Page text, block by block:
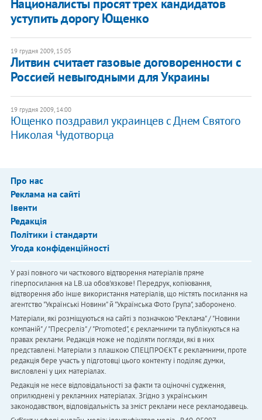
уступить дорогу Ющенко
19 грудня 2009, 15:05
Литвин считает газовые договоренности с
Россией невыгодными для Украины
19 грудня 2009, 14:00
Ющенко поздравил украинцев с Днем Святого
Николая Чудотворца
Про нас
Реклама на сайті
Івенти
Редакція
Політики і стандарти
Угода конфіденційності
У разі повного чи часткового відтворення матеріалів пряме
гіперпосилання на LB.ua обов'язкове! Передрук, копіювання,
відтворення або інше використання матеріалів, що містять посилання на
агентство "Українськi Новини" й "Українська Фото Група", заборонено.
Матеріали, які розміщуються на сайті з позначкою "Реклама" / "Новини
компаній" / "Пресреліз" / "Promoted", є рекламними та публікуються на
правах реклами. Редакція може не поділяти погляди, які в них
представлені. Матеріали з плашкою СПЕЦПРОЄКТ є рекламними, проте
редакція бере участь у підготовці цього контенту і поділяє думки,
висловлені у цих матеріалах.
Редакція не несе відповідальності за факти та оціночні судження,
оприлюднені у рекламних матеріалах. Згідно з українським
законодавством, відповідальність за зміст реклами несе рекламодавець.